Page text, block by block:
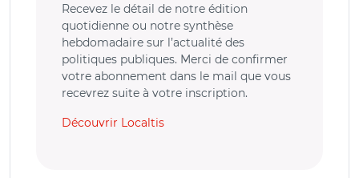
Recevez le détail de notre édition
quotidienne ou notre synthèse
hebdomadaire sur l’actualité des
politiques publiques. Merci de confirmer
votre abonnement dans le mail que vous
recevrez suite à votre inscription.
Découvrir Localtis